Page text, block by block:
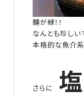
麺が緑！！
なんとも珍しい
本格的な魚介系
さらに